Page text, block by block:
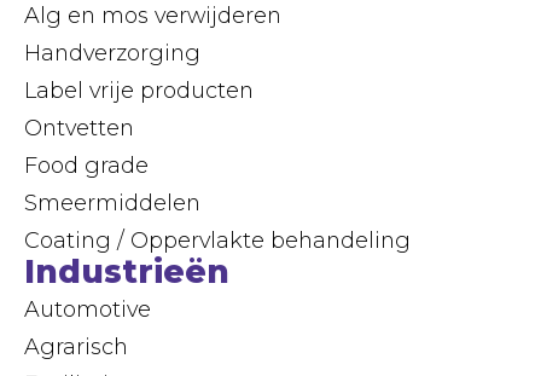
Alg en mos verwijderen
Handverzorging
Label vrije producten
Ontvetten
Food grade
Smeermiddelen
Coating / Oppervlakte behandeling
Industrieën
Automotive
Agrarisch